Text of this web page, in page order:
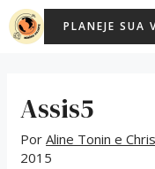
para
PLANEJE SUA
Assis5
PorAline Tonin e
2015
Post
navigation